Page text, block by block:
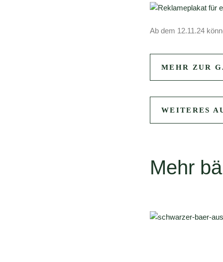
Ab dem 12.11.24
MEHR ZUR
WEITERES
Mehr